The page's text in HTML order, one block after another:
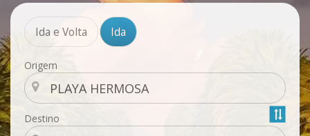
Ida e Volta Ida
Origem
Destino